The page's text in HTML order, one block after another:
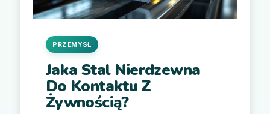
Jaka Stal Nierdzewna
Do Kontaktu Z
Żywnością?
PRZEMYSŁ